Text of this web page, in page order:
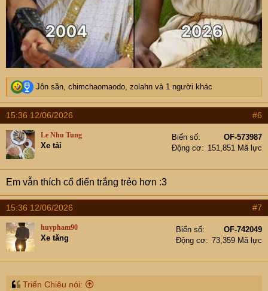
R
e
a
c
s
:
Jôn sần chimchaomaodo zolahn và 1 người khác
15:36 12/06/2026 #6
Le Nhu Tung
Xe tải
Biển số
OF-573987
Động cơ
151,851 Mã lực
Em vẫn thích cổ điển trắng trẻo hơn :3
15:36 12/06/2026 #7
huypham90
Xe tăng
Biển số
OF-742049
Động cơ
73,359 Mã lực
Triển Chiêu nói: